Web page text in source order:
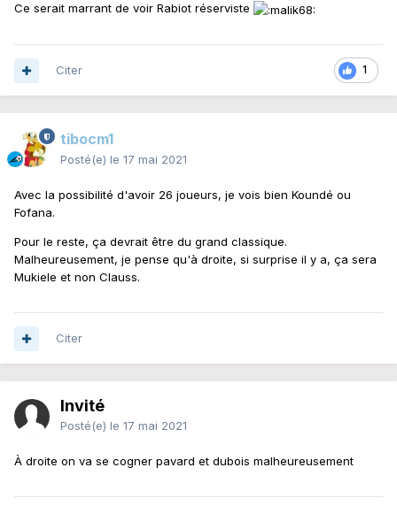
Ce serait marrant de voir Rabiot réserviste
1
Citer
tibocm1
Posté(e) le 17 mai 2021
Avec la possibilité d'avoir 26 joueurs, je vois bien Koundé ou
Fofana.
Pour le reste, ça devrait être du grand classique.
Malheureusement, je pense qu'à droite, si surprise il y a, ça sera
Mukiele et non Clauss.
Citer
Invité
Posté(e) le 17 mai 2021
À droite on va se cogner pavard et dubois malheureusement